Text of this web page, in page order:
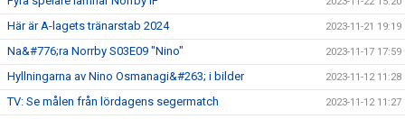
Här är A-lagets tränarstab 2024 2023-11-21 19:19
Na&#776;ra Norrby S03E09 "Nino" 2023-11-17 17:59
Hyllningarna av Nino Osmanagi&#263; i bilder 2023-11-12 11:28
TV: Se målen från lördagens segermatch 2023-11-12 11:27